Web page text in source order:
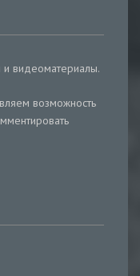
и видеоматериалы.
возможность